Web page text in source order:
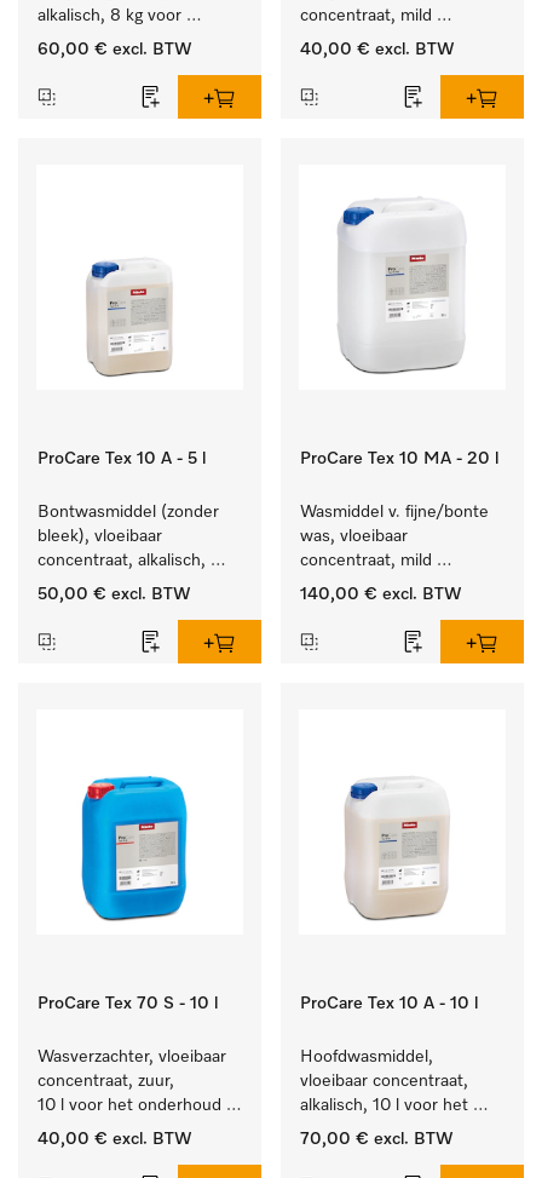
alkalisch, 8 kg voor
behoud van kleur en
was.
60,00 € excl. BTW
concentraat, mild
alkalisch, 5 l voor het
en gevoelig textiel.
40,00 € excl. BTW
ProCare Tex 10 A - 5 l
Bontwasmiddel (zonder
bleek), vloeibaar
concentraat, alkalisch,
5 l voor het reinigen van
kleurechte bonte was.
50,00 € excl. BTW
ProCare Tex 10 MA - 20 l
Wasmiddel v. fijne/bonte
was, vloeibaar
concentraat, mild
alkalisch, 20 l voor het
en gevoelig textiel.
140,00 € excl. BTW
ProCare Tex 70 S - 10 l
Wasverzachter, vloeibaar
concentraat, zuur,
10 l voor het onderhoud
van vezels zodat het
40,00 € excl. BTW
ProCare Tex 10 A - 10 l
Hoofdwasmiddel,
vloeibaar concentraat,
alkalisch, 10 l voor het
reinigen van wit wasgoed
70,00 € excl. BTW